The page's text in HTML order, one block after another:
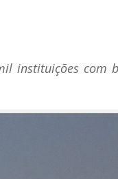
instituições com